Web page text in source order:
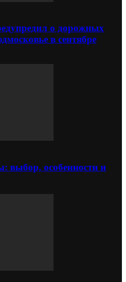
о дорожных
в сентябре
выбор, особенности и